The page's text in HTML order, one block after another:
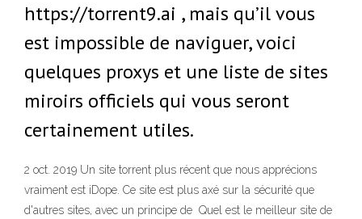
https://torrent9.ai , mais qu’il vous
est impossible de naviguer, voici
quelques proxys et une liste de sites
miroirs officiels qui vous seront
certainement utiles.
2 oct. 2019 Un site torrent plus récent que nous apprécions
vraiment est iDope. Ce site est plus axé sur la sécurité que
d'autres sites, avec un principe de Quel est le meilleur site de